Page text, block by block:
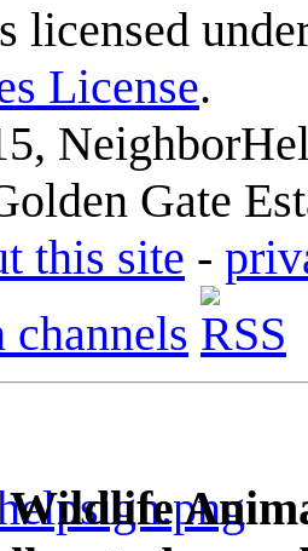
licensed
License.
Gate
this site -
Wildlife